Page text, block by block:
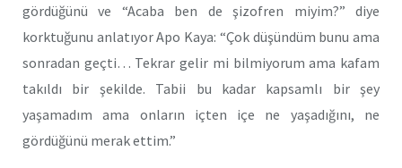
gördüğünü ve “Acaba ben de şizofren miyim?” diye
korktuğunu anlatıyor Apo Kaya: “Çok düşündüm bunu ama
sonradan geçti… Tekrar gelir mi bilmiyorum ama kafam
takıldı bir şekilde. Tabii bu kadar kapsamlı bir şey
yaşamadım ama onların içten içe ne yaşadığını, ne
gördüğünü merak ettim.”